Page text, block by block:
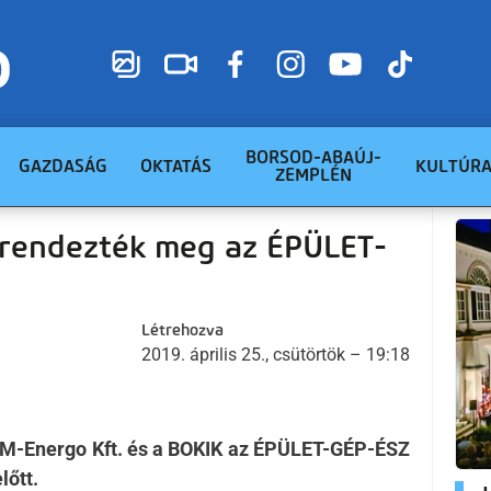
GAZDASÁG OKTATÁS
BORSOD-ABAÚJ-
ZEMPLÉN
KULTÚRA
meg az ÉPÜLET-
Létrehozva
2019. április 25., csütörtök – 19:18
Kft. és a BOKIK az ÉPÜLET-GÉP-ÉSZ